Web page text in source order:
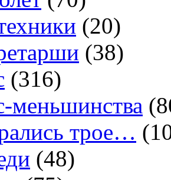
(20)
(38)
(316)
меньшинства
трое…
(48)